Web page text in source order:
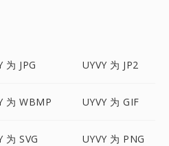
为 JPG UYVY 为 JP2
为 WBMP UYVY 为 GIF
为 SVG UYVY 为 PNG